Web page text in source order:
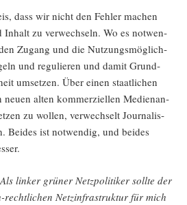
dass wir nicht den Feh­ler machen
zu ver­wech­seln. Wo es not­wen­
Zugang und die Nut­zungs­mög­lich­
und regu­lie­ren und damit Grund­
umset­zen. Über einen staat­li­chen
neu­en alten kom­mer­zi­el­len Medi­en­an­
zu wol­len, ver­wech­selt Jour­na­lis­
Bei­des ist not­wen­dig, und bei­des
lin­ker grü­ner Netz­po­li­ti­ker soll­te der
recht­li­chen Netz­in­fra­struk­tur für mich